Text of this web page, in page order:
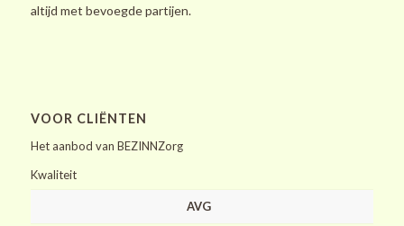
altijd met bevoegde partijen.
VOOR CLIËNTEN
Het aanbod van BEZINNZorg
Kwaliteit
AVG